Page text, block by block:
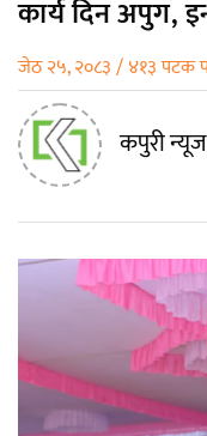
कार्य दिन अपुग,
जेठ २५, २०८३ / ४१३ पटक
कपुरी न्यूज